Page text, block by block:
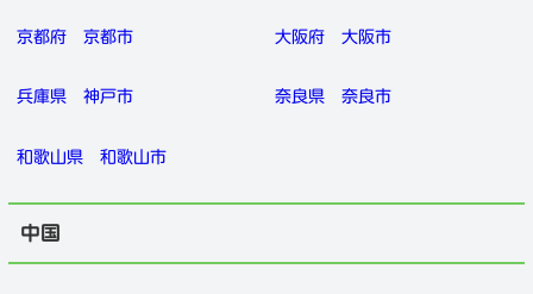
京都府 京都市 大阪府 大阪市
兵庫県 神戸市 奈良県 奈良市
和歌山県 和歌山市
中国